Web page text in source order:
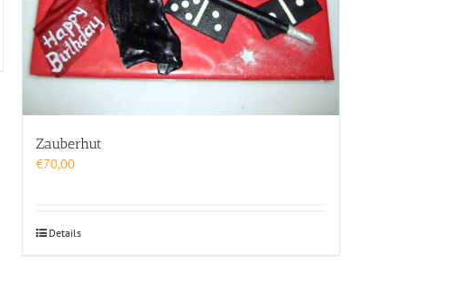
Zauberhut
€70,00
Details